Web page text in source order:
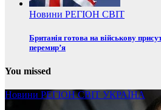
Новини РЕГІОН СВІТ
Британія готова на військову
перемир’я
You missed
Новини РЕГІОНСВІТ УКРАЇНА